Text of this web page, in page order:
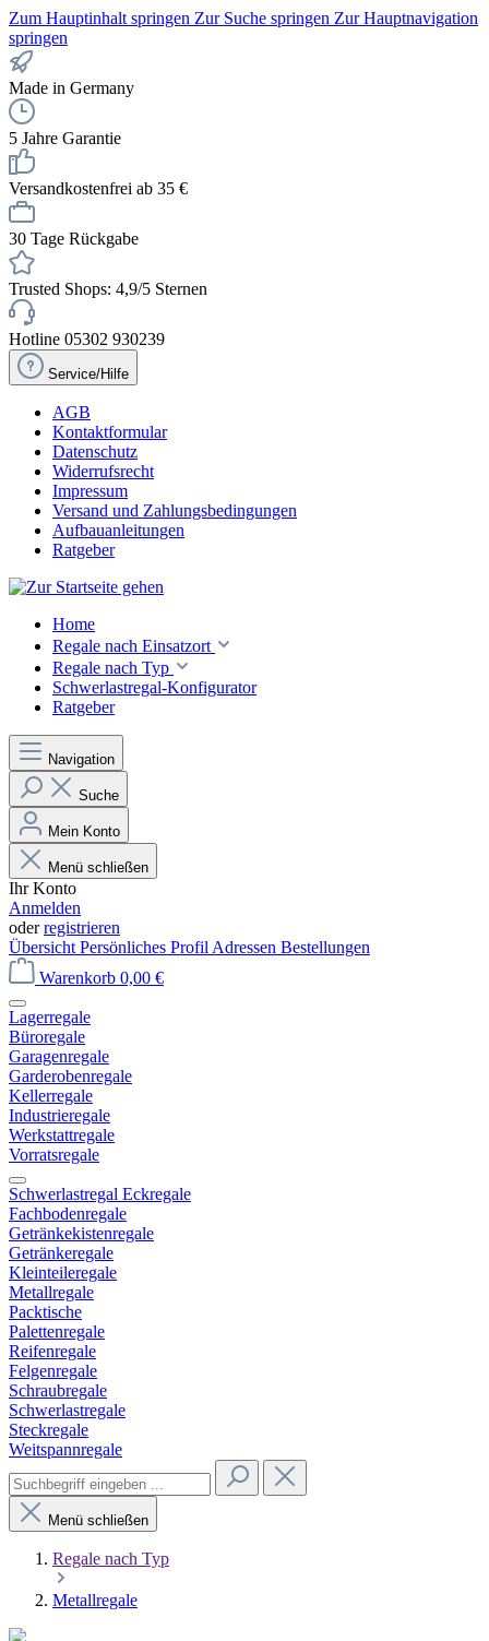
Zum Hauptinhalt springen Zur Suche springen Zur Hauptnavigation
springen
Made in Germany
5 Jahre Garantie
Versandkostenfrei ab 35 €
30 Tage Rückgabe
Trusted Shops: 4,9/5 Sternen
Hotline 05302 930239
Service/Hilfe
AGB
Kontaktformular
Datenschutz
Widerrufsrecht
Impressum
Versand und Zahlungsbedingungen
Aufbauanleitungen
Ratgeber
Home
Regale nach Einsatzort
Regale nach Typ
Schwerlastregal-Konfigurator
Ratgeber
Navigation
Suche
Mein Konto
Menü schließen
Ihr Konto
Anmelden
oderregistrieren
Übersicht Persönliches Profil Adressen Bestellungen
Warenkorb 0,00 €
Lagerregale
Büroregale
Garagenregale
Garderobenregale
Kellerregale
Industrieregale
Werkstattregale
Vorratsregale
Schwerlastregal Eckregale
Fachbodenregale
Getränkekistenregale
Getränkeregale
Kleinteileregale
Metallregale
Packtische
Palettenregale
Reifenregale
Felgenregale
Schraubregale
Schwerlastregale
Steckregale
Weitspannregale
Menü schließen
Regale nach Typ
Metallregale